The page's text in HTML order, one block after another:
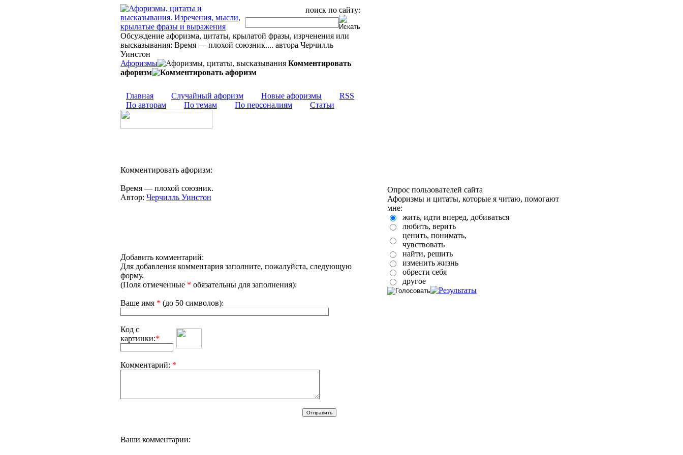
поиск по сайту:
Обсуждение афоризма, цитаты, крылатой фразы, изрченения или
высказывания: Время — плохой союзник.... автора Черчилль
Уинстон
Афоризмы
Комментировать
афоризм
Главная Случайный афоризм Новые афоризмы
RSS
По авторам
По темам По персоналиям Статьи
Комментировать афоризм:
Время — плохой союзник.
Автор: Черчилль Уинстон
Добавить комментарий:
Для добавления комментария заполните, пожалуйста, следующую
форму.
(Поля отмеченные * обязательны для заполнения):
Ваше имя * (до 50 символов):
Код с
картинки:*
Комментарий: *
Ваши комментарии:
Опрос пользователей сайта
Афоризмы и цитаты, которые я читаю, помогают
мне:
жить, идти вперед, добиваться
любить, верить
ценить, понимать,
чувствовать
найти, решить
изменить жизнь
обрести себя
другое